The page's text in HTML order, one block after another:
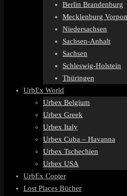
Berlin Brandenburg
Mecklenburg
Niedersachsen
Sachsen-Anhalt
Sachsen
Schleswig-Holstein
Thüringen
UrbEx World
Urbex Belgium
Urbex Greek
Urbex Italy
Urbex Cuba – Havanna
Urbex Tschechien
Urbex USA
UrbEx Copter
Lost Places Bücher